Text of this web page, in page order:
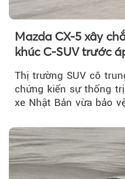
Mazda CX-5 xây
khúc C-SUV trước
Thị trường SUV cỡ
chứng kiến sự thống
xe Nhật Bản vừa bảo